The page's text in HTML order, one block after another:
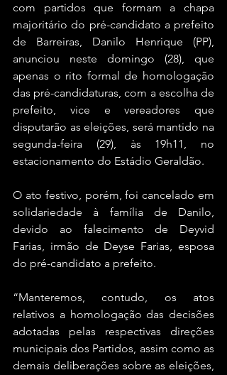
com partidos que formam a chapa
majoritário do pré-candidato a prefeito
de Barreiras, Danilo Henrique (PP),
anunciou neste domingo (28), que
apenas o rito formal de homologação
das pré-candidaturas, com a escolha de
prefeito, vice e vereadores que
disputarão as eleições, será mantido na
segunda-feira (29), às 19h11, no
estacionamento do Estádio Geraldão.
O ato festivo, porém, foi cancelado em
solidariedade à família de Danilo,
devido ao falecimento de Deyvid
Farias, irmão de Deyse Farias, esposa
do pré-candidato a prefeito.
“Manteremos, contudo, os atos
relativos a homologação das decisões
adotadas pelas respectivas direções
municipais dos Partidos, assim como as
demais deliberações sobre as eleições,